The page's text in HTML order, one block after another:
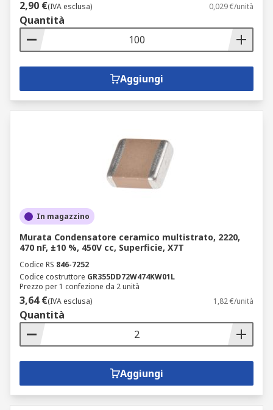
2,90 €(IVA esclusa) 0,029 €/unità
Quantità
Aggiungi
In magazzino
Murata Condensatore ceramico multistrato, 2220,
470 nF, ±10 %, 450V cc, Superficie, X7T
Codice RS 846-7252
Codice costruttore GR355DD72W474KW01L
Prezzo per 1 confezione da 2 unità
3,64 €(IVA esclusa) 1,82 €/unità
Quantità
Aggiungi